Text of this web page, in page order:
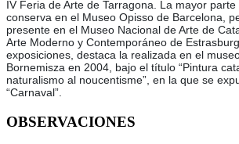
IV Feria de Arte de Tarragona. La mayor
conserva en el Museo Opisso de Barcelona,
presente en el Museo Nacional de Arte de
Arte Moderno y Contemporáneo de
exposiciones, destaca la realizada en el
Bornemisza en 2004, bajo el título “Pintura
naturalismo al noucentisme”, en la que se
“Carnaval”.
OBSERVACIONES